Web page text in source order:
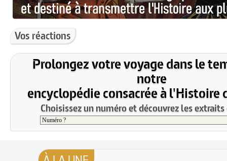
Vos réactions
Prolongez votre voyage dans le
notre
encyclopédie consacrée à l'Histoire
Choisissez un numéro et découvrez les